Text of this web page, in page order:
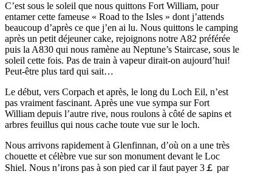
C’est sous le soleil que nous quittons Fort William, pour
entamer cette fameuse « Road to the Isles » dont j’attends
beaucoup d’après ce que j’en ai lu. Nous quittons le camping
après un petit déjeuner cake, rejoignons notre A82 préférée
puis la A830 qui nous ramène au Neptune’s Staircase, sous le
soleil cette fois. Pas de train à vapeur dirait-on aujourd’hui!
Peut-être plus tard qui sait…
Le début, vers Corpach et après, le long du Loch Eil, n’est
pas vraiment fascinant. Après une vue sympa sur Fort
William depuis l’autre rive, nous roulons à côté de sapins et
arbres feuillus qui nous cache toute vue sur le loch.
Nous arrivons rapidement à Glenfinnan, d’où on a une très
chouette et célèbre vue sur son monument devant le Loc
Shiel. Nous n’irons pas à son pied car il faut payer 3￡ par